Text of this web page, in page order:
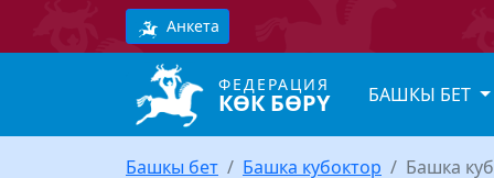
Анкета
ФЕДЕРАЦИЯ
КӨК БӨРҮ БАШКЫ БЕТ
Башкы бет Башка кубоктор Башка